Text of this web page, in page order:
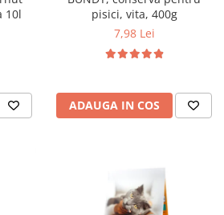
10l
pisici, vita, 400g
7,98 Lei
ADAUGA IN COS